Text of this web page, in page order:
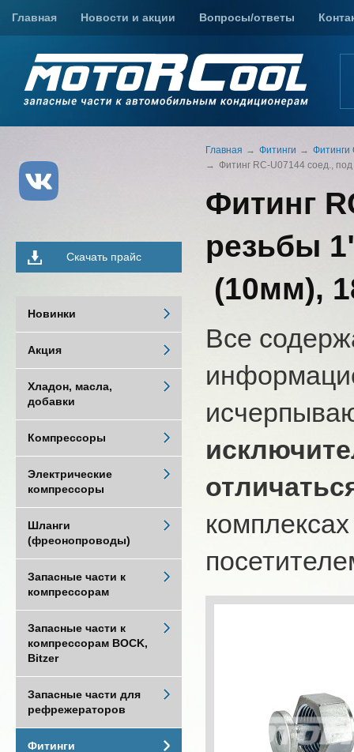
Главная Новости и акции Вопросы/ответы
Главная Фитинги
Фитинги
Фитинг RC-U07144 соед.,
Фитинг
резьбы
(10мм),
Все
Скачать прайс
Новинки
Акция
Хладон, масла,
добавки
Компрессоры
Электрические
компрессоры
Шланги
(фреонопроводы)
Запасные части к
компрессорам
Запасные части к
компрессорам BOCK,
Bitzer
Запасные части для
рефрежераторов
Фитинги